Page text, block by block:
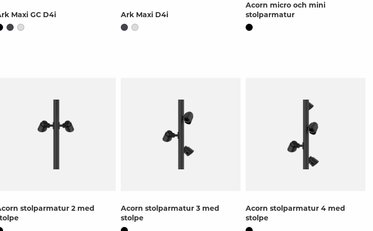
Maxi GC D4i Ark Maxi D4i
Acorn micro och mini
stolparmatur
stolparmatur 2 med
Acorn stolparmatur 3 med
stolpe
Acorn stolparmatur 4 med
stolpe